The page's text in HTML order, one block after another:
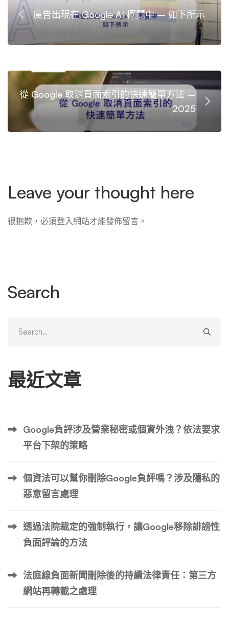
廣告出現在 Google AI 概覽中 – 如下所示
從 Google 取消頁面索引的快速簡單方法 –
2025
Leave your thought here
很抱歉，必須登入網站才能發佈留言。
Search
for:
最近文章
Google負評涉及營業秘密或個資外洩？依法要求
平台下架的策略
個資法可以幫你刪除Google負評嗎？涉及隱私的
惡意留言處理
透過法院裁定的強制執行，讓Google移除誹謗性
負面評論的方法
法庭線負面新聞刪除後的持續法律責任：第三方
網站再轉載之處理